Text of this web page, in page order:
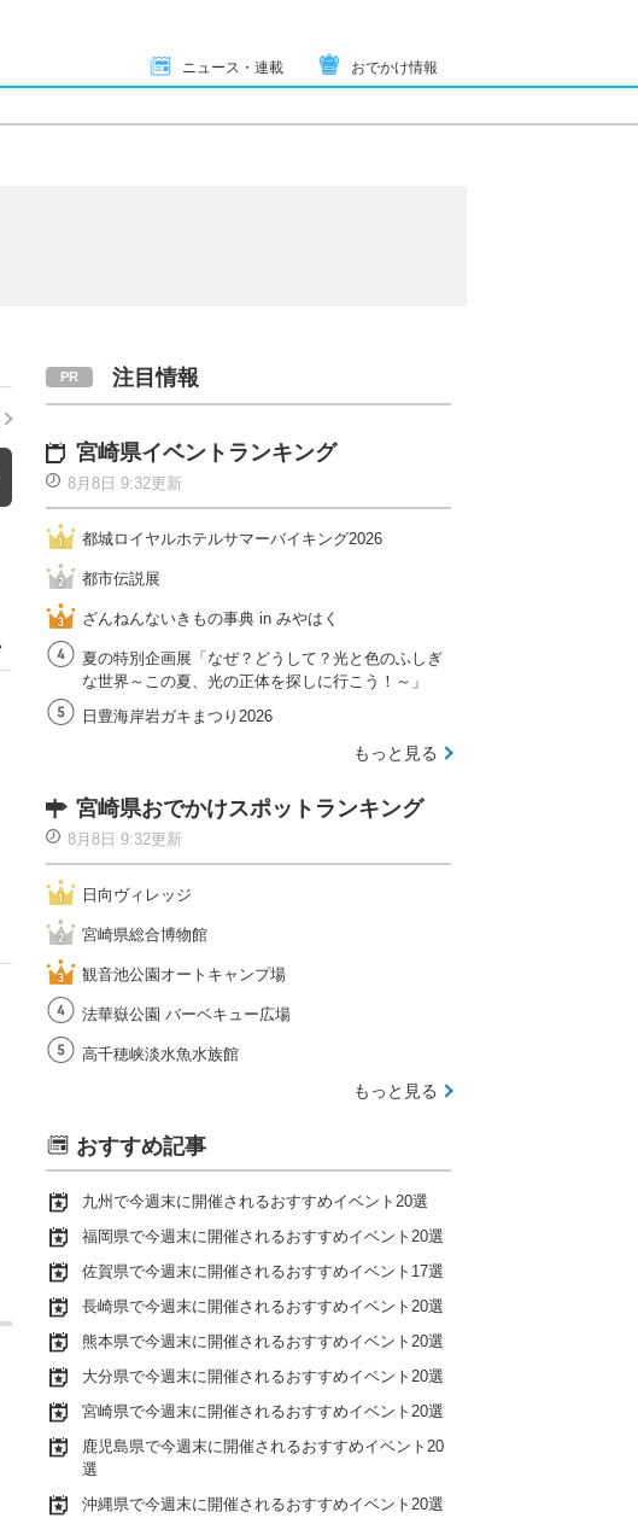
ニュース・連載 おでかけ情報
注目情報
宮崎県イベントランキング
8月8日 9:32更新
都城ロイヤルホテルサマーバイキング2026
都市伝説展
ざんねんないきもの事典 in みやはく
夏の特別企画展「なぜ？どうして？光と色のふしぎ
な世界～この夏、光の正体を探しに行こう！～」
日豊海岸岩ガキまつり2026
もっと見る
宮崎県おでかけスポットランキング
8月8日 9:32更新
日向ヴィレッジ
宮崎県総合博物館
観音池公園オートキャンプ場
法華嶽公園 バーベキュー広場
高千穂峡淡水魚水族館
もっと見る
おすすめ記事
九州で今週末に開催されるおすすめイベント20選
福岡県で今週末に開催されるおすすめイベント20選
佐賀県で今週末に開催されるおすすめイベント17選
長崎県で今週末に開催されるおすすめイベント20選
熊本県で今週末に開催されるおすすめイベント20選
大分県で今週末に開催されるおすすめイベント20選
宮崎県で今週末に開催されるおすすめイベント20選
鹿児島県で今週末に開催されるおすすめイベント20
選
沖縄県で今週末に開催されるおすすめイベント20選